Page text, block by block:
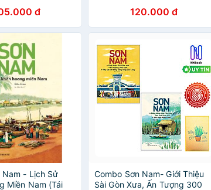
đ 120.000 đ
Nam - Lịch Sử
Miền Nam (Tái
Combo Sơn Nam- Giới Thiệu
Sài Gòn Xưa, Ấn Tượng 300